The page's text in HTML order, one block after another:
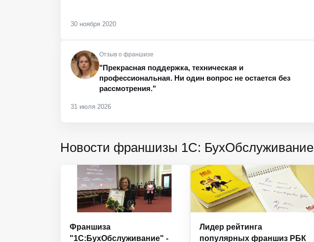
30 ноября 2020
Отзыв о франшизе
"Прекрасная поддержка, техническая и
профессиональная. Ни один вопрос не остается без
рассмотрения."
31 июля 2026
Новости франшизы 1С: БухОбслуживание
Франшиза
"1С:БухОбслуживание" -
Лидер рейтинга
популярных франшиз РБК